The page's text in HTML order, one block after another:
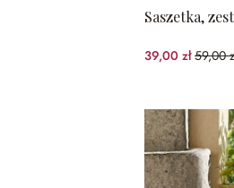
Saszetka,
39,00 zł59,00